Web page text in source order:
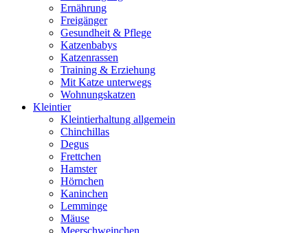
Ernährung
Freigänger
Gesundheit & Pflege
Katzenbabys
Katzenrassen
Training & Erziehung
Mit Katze unterwegs
Wohnungskatzen
Kleintier
Kleintierhaltung allgemein
Chinchillas
Degus
Frettchen
Hamster
Hörnchen
Kaninchen
Lemminge
Mäuse
Meerschweinchen